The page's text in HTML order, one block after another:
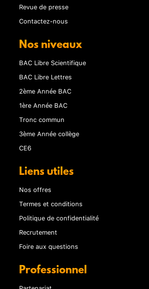
Revue de presse
Contactez-nous
Nos niveaux
BAC Libre Scientifique
BAC Libre Lettres
2ème Année BAC
1ère Année BAC
Tronc commun
3ème Année collège
CE6
Liens utiles
Nos offres
Termes et conditions
Politique de confidentialité
Recrutement
Foire aux questions
Professionnel